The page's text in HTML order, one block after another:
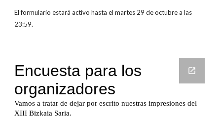
El formulario estará activo hasta el martes 29 de octubre a las
23:59.